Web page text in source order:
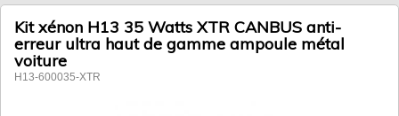
Kit xénon H13 35 Watts XTR CANBUS anti-
erreur ultra haut de gamme ampoule métal
voiture
H13-600035-XTR